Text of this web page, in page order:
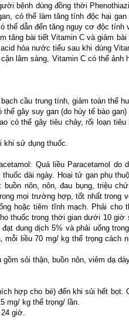
bệnh dùng đồng thời
có thể làm tăng tính độc hại
thể dẫn đến tăng nguy cơ độc tính
tăng bài tiết Vitamin C và giảm
hóa nước tiểu sau khi dùng
lâm sàng, Vitamin C có thể
cầu trung tính, giảm toàn thể
gây suy gan (do hủy tế bào gan)
có thể gây tiêu chảy, rối loạn
khi sử dụng thuốc.
Quá liều Paracetamol do
dài ngày. Hoại tử gan phụ
nôn, nôn, đau bụng, triệu
mọi trường hợp, tốt nhất trong
hoặc tiêm tĩnh mạch. Phải
thuốc trong thời gian dưới 10 giờ
dung dịch 5% và phải uống
liều 70 mg/ kg thể trọng cách
sỏi thận, buồn nôn, viêm dạ
hợp cho bé) đến khi sủi hết bọt.
mg/ kg thể trọng/ lần.
giờ.